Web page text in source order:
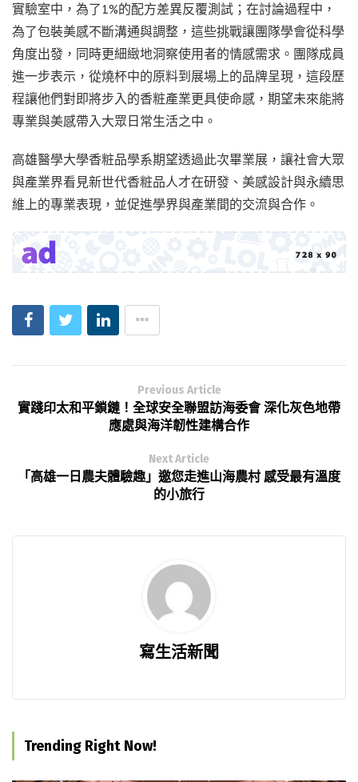
實驗室中，為了1%的配方差異反覆測試；在討論過程中，
為了包裝美感不斷溝通與調整，這些挑戰讓團隊學會從科學
角度出發，同時更細緻地洞察使用者的情感需求。團隊成員
進一步表示，從燒杯中的原料到展場上的品牌呈現，這段歷
程讓他們對即將步入的香粧產業更具使命感，期望未來能將
專業與美感帶入大眾日常生活之中。
高雄醫學大學香粧品學系期望透過此次畢業展，讓社會大眾
與產業界看見新世代香粧品人才在研發、美感設計與永續思
維上的專業表現，並促進學界與產業間的交流與合作。
Previous Article
實踐印太和平鎖鏈！全球安全聯盟訪海委會 深化灰色地帶
應處與海洋韌性建構合作
Next Article
「高雄一日農夫體驗趣」邀您走進山海農村 感受最有溫度
的小旅行
寫生活新聞
Trending Right Now!